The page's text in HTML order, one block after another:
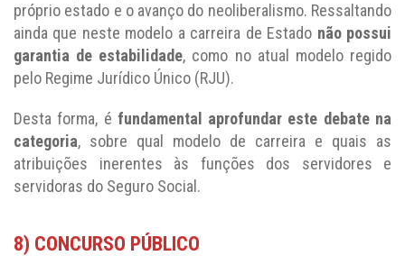
próprio estado e o avanço do neoliberalismo. Ressaltando
ainda que neste modelo a carreira de Estado não possui
garantia de estabilidade, como no atual modelo regido
pelo Regime Jurídico Único (RJU).
Desta forma, é fundamental aprofundar este debate na
categoria, sobre qual modelo de carreira e quais as
atribuições inerentes às funções dos servidores e
servidoras do Seguro Social.
8) CONCURSO PÚBLICO